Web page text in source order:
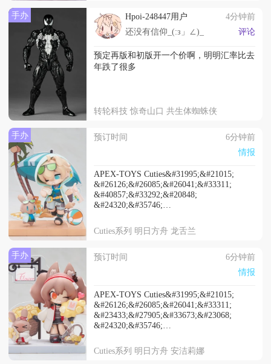
手办 Hpoi-248447用户
4分钟前
还没有信仰_(:з」∠)_
评论
预定再版和初版开一个价啊，明明汇率比去
年跌了很多
转轮科技 惊奇山口 共生体蜘蛛侠
手办 预订时间
6分钟前
情报
APEX-TOYS Cuties&#31995;&#21015;
&#26126;&#26085;&#26041;&#33311;
&#40857;&#33292;&#20848;
&#24320;&#35746;
2027&#24180;4&#26376;&#20986;&#36135;
Cuties系列 明日方舟 龙舌兰
手办 预订时间
6分钟前
情报
APEX-TOYS Cuties&#31995;&#21015;
&#26126;&#26085;&#26041;&#33311;
&#23433;&#27905;&#33673;&#23068;
&#24320;&#35746;
2027&#24180;4&#26376;&#20986;&#36135;
Cuties系列 明日方舟 安洁莉娜